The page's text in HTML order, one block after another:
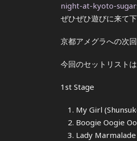
night-at-kyoto-
ぜひぜひ遊びに来て
京都アメグラへの次
今回のセットリストは
1st Stage
My Girl
Boogie Oogie
Lady